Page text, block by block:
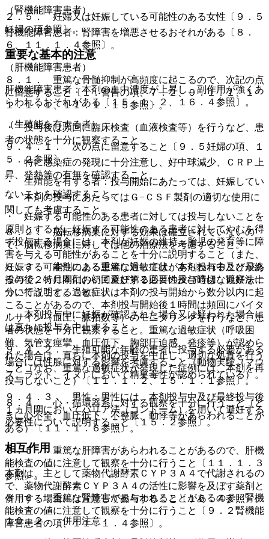
（腎機能障害患者）
腎機能障害患者：腎障害を増悪させるおそれがある〔８．
６、１１．１．４参照〕。
（肝機能障害患者）
肝機能障害患者：本剤の血中濃度が上昇し、副作用が強くあ
らわれるおそれがある〔１５．１．２、１６．４参照〕。
（生殖能を有する者）
９．４．１． 次の点に留意すること〔９．５妊婦の項、１
５．２参照〕。
・ 生殖能を有する者：投与開始にあたっては、妊娠してい
ないことを確認すること。
・ 妊娠する可能性のある患者に対しては投与しないことを
原則とするが、妊娠する可能性のある患者に対してやむを得
ず投与する場合には、本剤が妊娠の維持、胎児の発育等に障
害を与える可能性があることを十分に説明すること（また、
妊娠する可能性のある患者に対しては、本剤投与中及び最終
投与後２ヵ月間において避妊する必要性及び適切な避妊法に
ついて説明すること）。
・ 本剤投与中に妊娠が確認された場合又は疑われた場合に
は直ちに投与を中止すること。
９．４．２． 生殖可能な年齢の患者に投与する必要がある
場合には性腺に対する影響を考慮すること（動物実験（マウ
ス、ラット、イヌ）において精巣毒性が認められている）。
９．４．３． 男性：男性には、本剤投与中及び最終投与後
１ヵ月間においてバリア法（コンドーム）を用いて避妊する
必要性について説明すること〔１５．２参照〕。
相互作用
本剤は、主として薬物代謝酵素ＣＹＰ３Ａ４で代謝されるの
で、薬物代謝酵素ＣＹＰ３Ａ４の活性に影響を及ぼす薬剤と
併用する場合には注意して投与すること〔１６．４参照〕。
１０．２． 併用注意：
２．５． 妊婦又は妊娠している可能性のある女性〔９．５
妊婦の項参照〕。
重要な基本的注意
８．１． 重篤な骨髄抑制が高頻度に起こるので、次記の点
に留意すること〔１．警告の項、７．２、９．１．１、１
１．１．１、１１．１．１５参照〕。
・ 投与後は頻回に臨床検査（血液検査等）を行うなど、患
者の状態を十分に観察すること。
・ 特に感染症の発現に十分注意し、好中球減少、ＣＲＰ上
昇、発熱等の有無を確認すること。
・ 本剤の投与にあたってはＧ−ＣＳＦ製剤の適切な使用に
関しても考慮すること。
８．２． 脳転移病巣に対する効果は確立されていないの
で、脳転移病巣に対しては他の治療法を考慮すること。
８．３． 本剤による重篤な過敏症状があらわれることがあ
るので、特に本剤の初回及び第２回目の投与時は、観察を十
分に行うこと。過敏症状は本剤の投与開始から数分以内に起
こることがあるので、本剤投与開始後１時間は頻回にバイタ
ルサイン（血圧、脈拍数等）のモニタリングを行うなど、患
者の状態を十分に観察すること。重篤な過敏症状（呼吸困
難、気管支痙攣、血圧低下、胸部圧迫感、発疹等）が認めら
れた場合は、直ちに本剤の投与を中止し、適切な処置を行う
こと（なお、重篤な過敏症状が発現した症例には、本剤を再
投与しないこと）〔１１．１．２、１５．１．１参照〕。
８．４． 心・循環器系に対する観察を十分に行うこと（と
きに心不全、血圧低下、不整脈、動悸等があらわれることが
ある）〔１１．１．６参照〕。
８．５． 重篤な肝障害があらわれることがあるので、肝機
能検査の値に注意して観察を十分に行うこと〔１１．１．３
参照〕。
８．６． 重篤な腎障害があらわれることがあるので、腎機
能検査の値に注意して観察を十分に行うこと〔９．２腎機能
障害患者の項、１１．１．４参照〕。